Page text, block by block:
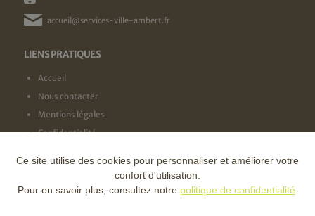
accueil@services-ville-ambert.fr
LIENS PRATIQUES
Accueil
Nous contacter
Mentions légales
Confidentialité
NOS LABELS
Ce site utilise des cookies pour personnaliser et améliorer votre
confort d'utilisation.
Pour en savoir plus, consultez notre politique de confidentialité